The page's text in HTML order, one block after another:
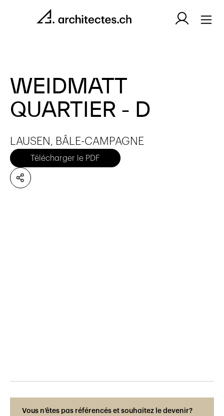
WEIDMATT
QUARTIER - D
LAUSEN, BÂLE-CAMPAGNE
Télécharger le PDF
Vous n’êtes pas référencés et souhaitez le devenir?